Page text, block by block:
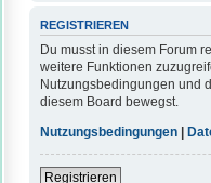
REGISTRIEREN
Du musst in diesem Forum
weitere Funktionen
Nutzungsbedingungen und
diesem Board bewegst.
Nutzungsbedingungen
Registrieren